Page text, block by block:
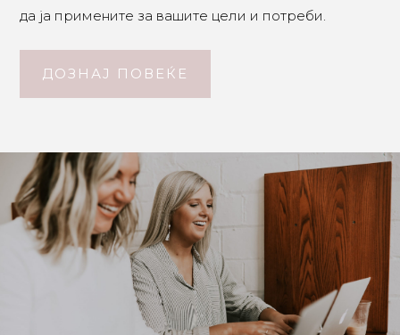
да ја примените за вашите цели и потреби.
ДОЗНАЈ ПОВЕЌЕ